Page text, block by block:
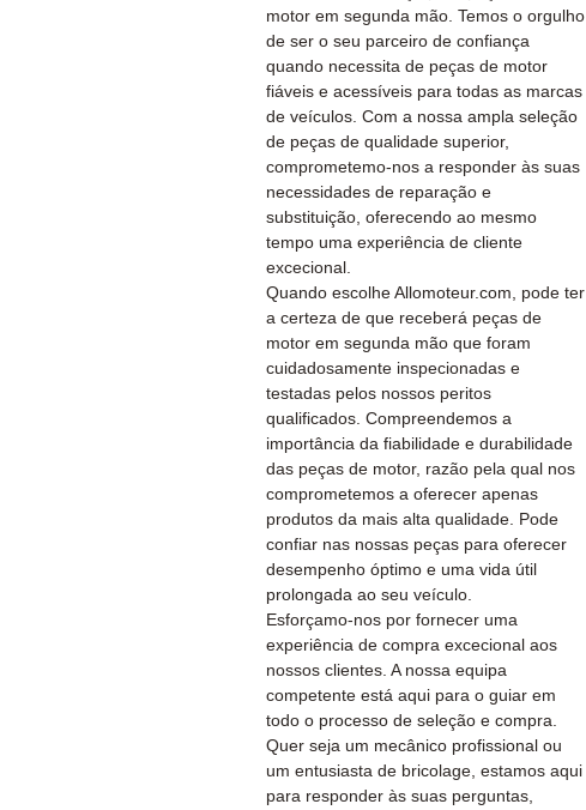
motor em segunda mão. Temos o orgulho
de ser o seu parceiro de confiança
quando necessita de peças de motor
fiáveis e acessíveis para todas as marcas
de veículos. Com a nossa ampla seleção
de peças de qualidade superior,
comprometemo-nos a responder às suas
necessidades de reparação e
substituição, oferecendo ao mesmo
tempo uma experiência de cliente
excecional.
Quando escolhe Allomoteur.com, pode ter
a certeza de que receberá peças de
motor em segunda mão que foram
cuidadosamente inspecionadas e
testadas pelos nossos peritos
qualificados. Compreendemos a
importância da fiabilidade e durabilidade
das peças de motor, razão pela qual nos
comprometemos a oferecer apenas
produtos da mais alta qualidade. Pode
confiar nas nossas peças para oferecer
desempenho óptimo e uma vida útil
prolongada ao seu veículo.
Esforçamo-nos por fornecer uma
experiência de compra excecional aos
nossos clientes. A nossa equipa
competente está aqui para o guiar em
todo o processo de seleção e compra.
Quer seja um mecânico profissional ou
um entusiasta de bricolage, estamos aqui
para responder às suas perguntas,